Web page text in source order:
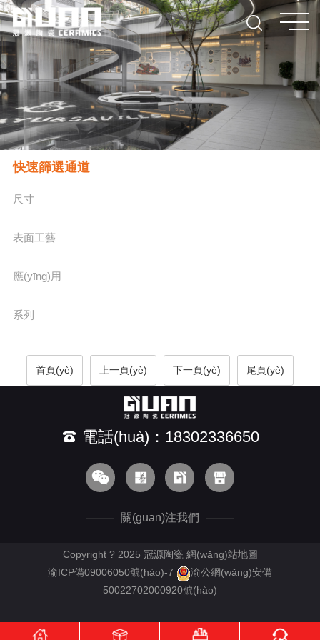
快速篩選通道
尺寸
表面工藝
應(yīng)用
系列
首頁(yè) 上一頁(yè) 下一頁(yè) 尾頁(yè)
電話(huà)：18302336650
關(guān)注我們
Copyright ? 2025 冠源陶瓷 網(wǎng)站地圖
渝ICP備09006050號(hào)-7
渝公網(wǎng)安備
50022702000920號(hào)